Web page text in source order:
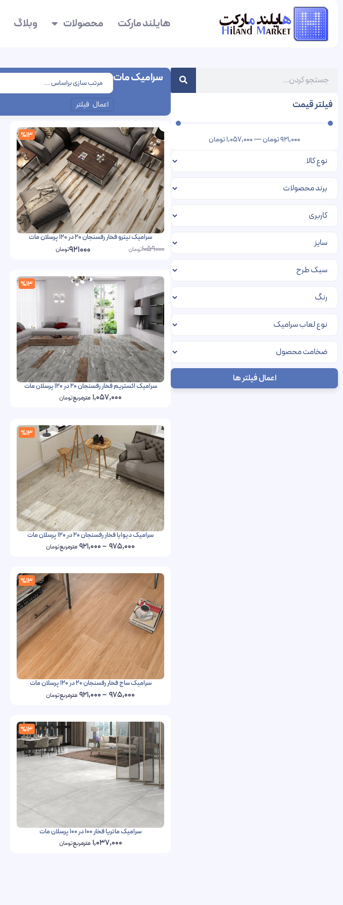
هایلند مارکت محصولات وبلاگ
فیلتر قیمت
921,000تومان—
1,057,000تومان
اعمال فیلتر ها
سرامیک مات
اعمال فیلتر
%13
سرامیک نیترو فخار رفسنجان 20 در 120 پرسلان مات
1059000تومان 921000تومان
%13
سرامیک اکستریم فخار رفسنجان 20 در 120 پرسلان مات
1,057,000 مترمربعتومان
%13
سرامیک دیوایا فخار رفسنجان 20 در 120 پرسلان مات
975,000
–
921,000 مترمربعتومان
%13
سرامیک ساج فخار رفسنجان 20 در 120 پرسلان مات
975,000
–
921,000 مترمربعتومان
%13
سرامیک ماتریا فخار 100 در 100 پرسلان مات
1,037,000 مترمربعتومان